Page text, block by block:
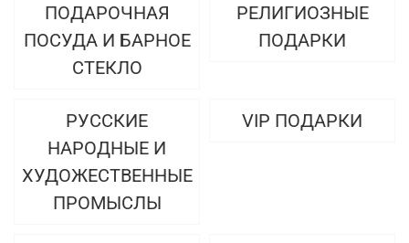
ПОДАРОЧНАЯ
ПОСУДА И БАРНОЕ
СТЕКЛО
РЕЛИГИОЗНЫЕ
ПОДАРКИ
РУССКИЕ
НАРОДНЫЕ И
ХУДОЖЕСТВЕННЫЕ
ПРОМЫСЛЫ
VIP ПОДАРКИ